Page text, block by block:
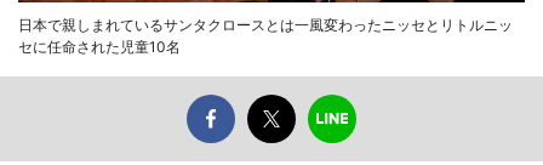
日本で親しまれているサンタクロースとは一風変わったニッセとリトルニッ
セに任命された児童10名